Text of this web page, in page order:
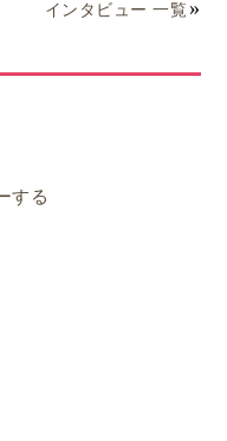
インタビュー 一覧
する